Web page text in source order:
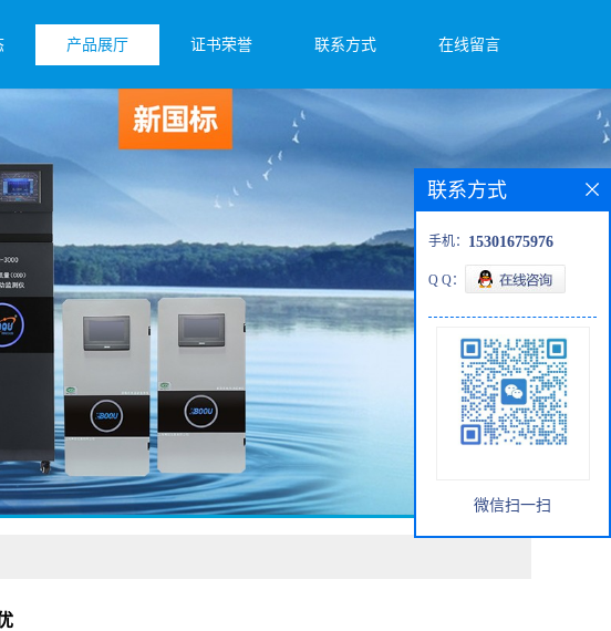
产品展厅 证书荣誉 联系方式 在线留言
联系方式
手机： 15301675976
Q Q：
微信扫一扫